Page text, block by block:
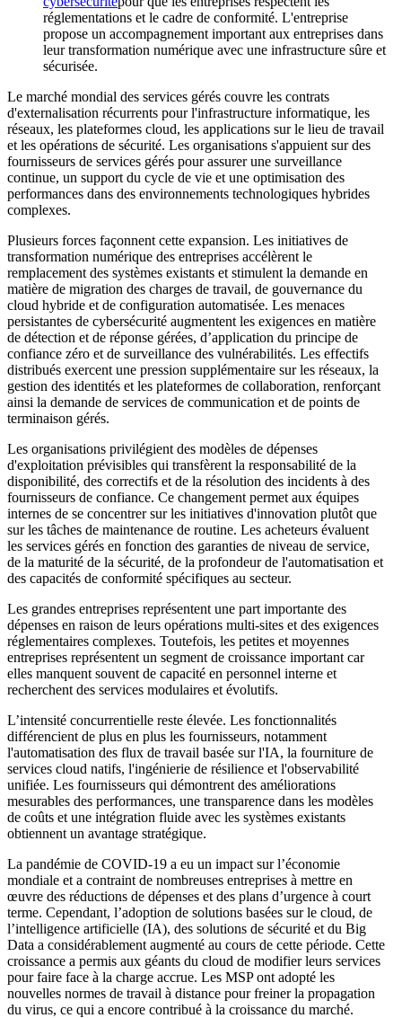
réglementations et le cadre de conformité. L'entreprise
propose un accompagnement important aux entreprises dans
leur transformation numérique avec une infrastructure sûre et
sécurisée.
Le marché mondial des services gérés couvre les contrats
d'externalisation récurrents pour l'infrastructure informatique, les
réseaux, les plateformes cloud, les applications sur le lieu de travail
et les opérations de sécurité. Les organisations s'appuient sur des
fournisseurs de services gérés pour assurer une surveillance
continue, un support du cycle de vie et une optimisation des
performances dans des environnements technologiques hybrides
complexes.
Plusieurs forces façonnent cette expansion. Les initiatives de
transformation numérique des entreprises accélèrent le
remplacement des systèmes existants et stimulent la demande en
matière de migration des charges de travail, de gouvernance du
cloud hybride et de configuration automatisée. Les menaces
persistantes de cybersécurité augmentent les exigences en matière
de détection et de réponse gérées, d’application du principe de
confiance zéro et de surveillance des vulnérabilités. Les effectifs
distribués exercent une pression supplémentaire sur les réseaux, la
gestion des identités et les plateformes de collaboration, renforçant
ainsi la demande de services de communication et de points de
terminaison gérés.
Les organisations privilégient des modèles de dépenses
d'exploitation prévisibles qui transfèrent la responsabilité de la
disponibilité, des correctifs et de la résolution des incidents à des
fournisseurs de confiance. Ce changement permet aux équipes
internes de se concentrer sur les initiatives d'innovation plutôt que
sur les tâches de maintenance de routine. Les acheteurs évaluent
les services gérés en fonction des garanties de niveau de service,
de la maturité de la sécurité, de la profondeur de l'automatisation et
des capacités de conformité spécifiques au secteur.
Les grandes entreprises représentent une part importante des
dépenses en raison de leurs opérations multi-sites et des exigences
réglementaires complexes. Toutefois, les petites et moyennes
entreprises représentent un segment de croissance important car
elles manquent souvent de capacité en personnel interne et
recherchent des services modulaires et évolutifs.
L’intensité concurrentielle reste élevée. Les fonctionnalités
différencient de plus en plus les fournisseurs, notamment
l'automatisation des flux de travail basée sur l'IA, la fourniture de
services cloud natifs, l'ingénierie de résilience et l'observabilité
unifiée. Les fournisseurs qui démontrent des améliorations
mesurables des performances, une transparence dans les modèles
de coûts et une intégration fluide avec les systèmes existants
obtiennent un avantage stratégique.
La pandémie de COVID-19 a eu un impact sur l’économie
mondiale et a contraint de nombreuses entreprises à mettre en
œuvre des réductions de dépenses et des plans d’urgence à court
terme. Cependant, l’adoption de solutions basées sur le cloud, de
l’intelligence artificielle (IA), des solutions de sécurité et du Big
Data a considérablement augmenté au cours de cette période. Cette
croissance a permis aux géants du cloud de modifier leurs services
pour faire face à la charge accrue. Les MSP ont adopté les
nouvelles normes de travail à distance pour freiner la propagation
du virus, ce qui a encore contribué à la croissance du marché.